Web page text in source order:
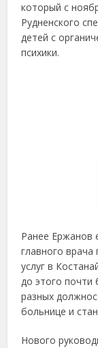
который с
Рудненского
детей с
психики.
Ранее Ержанов
главного
услуг в
до этого почти
разных
больнице и
Нового